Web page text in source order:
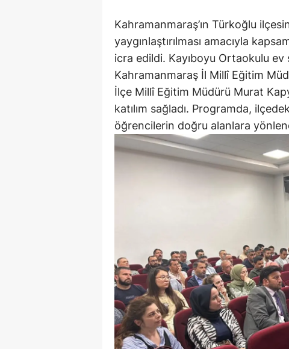
Kahramanmaraş’ın Türkoğlu
yaygınlaştırılması amacıyla
icra edildi. Kayıboyu Ortaokulu
Kahramanmaraş İl Millî Eğitim
İlçe Millî Eğitim Müdürü Murat
katılım sağladı. Programda,
öğrencilerin doğru alanlara